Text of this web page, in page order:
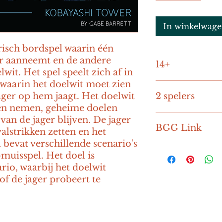
bordspel waarin één
aanneemt en de andere
Het spel speelt zich af in
het doelwit moet zien
op hem jaagt. Het doelwit
nemen, geheime doelen
de jager blijven. De jager
zetten en het
verschillende scenario's
Het doel is
waarbij het doelwit
de jager probeert te
In
14+
2 spelers
BGG Link
ed-kobayashi-